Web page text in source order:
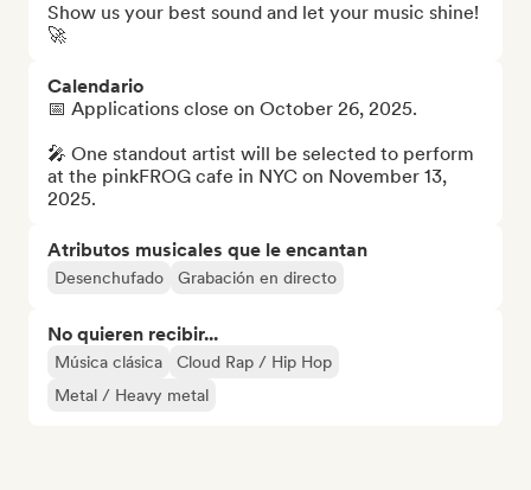
Show us your best sound and let your music shine!
🚀
Calendario
📅 Applications close on October 26, 2025.
🎤 One standout artist will be selected to perform
at the pinkFROG cafe in NYC on November 13,
2025.
Atributos musicales que le encantan
Desenchufado Grabación en directo
No quieren recibir...
Música clásica
Cloud Rap / Hip Hop
Metal / Heavy metal